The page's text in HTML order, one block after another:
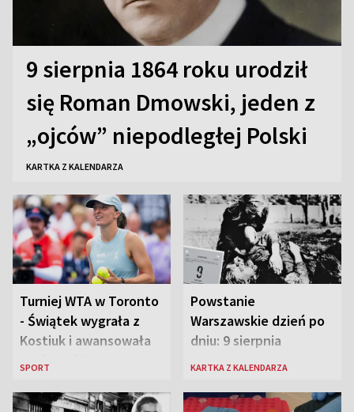
9 sierpnia 1864 roku urodził
się Roman Dmowski, jeden z
„ojców” niepodległej Polski
KARTKA Z KALENDARZA
Turniej WTA w Toronto
- Świątek wygrała z
Kostiuk i awansowała
do ćwierćfinału
SPORT
Powstanie
Warszawskie dzień po
dniu: 9 sierpnia
KARTKA Z KALENDARZA